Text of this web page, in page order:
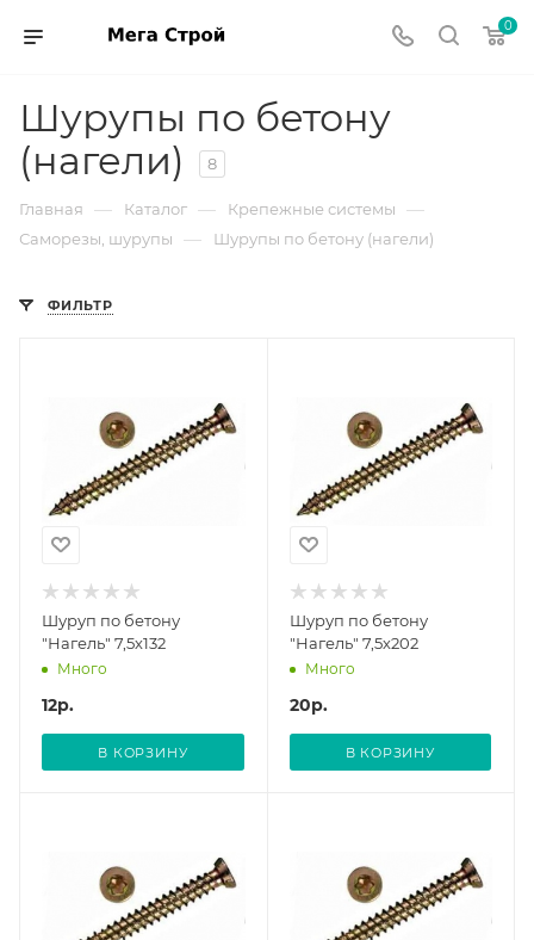
0
Шурупы по бетону
(нагели)
8
Главная — Каталог — Крепежные системы —
Саморезы, шурупы — Шурупы по бетону (нагели)
ФИЛЬТР
Шуруп по бетону
"Нагель" 7,5х132
Много
12р.
В КОРЗИНУ
Шуруп по бетону
"Нагель" 7,5х202
Много
20р.
В КОРЗИНУ